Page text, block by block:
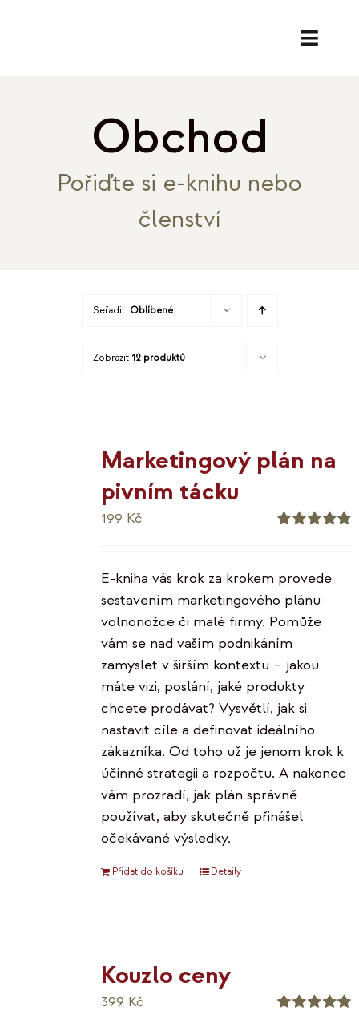
Obchod
Pořiďte si e-knihu nebo
členství
Seřadit: Oblíbené
Zobrazit 12 produktů
Marketingový plán na
pivním tácku
199 Kč
E-kniha vás krok za krokem provede
sestavením marketingového plánu
volnonožce či malé firmy. Pomůže
vám se nad vaším podnikáním
zamyslet v širším kontextu – jakou
máte vizi, poslání, jaké produkty
chcete prodávat? Vysvětlí, jak si
nastavit cíle a definovat ideálního
zákazníka. Od toho už je jenom krok k
účinné strategii a rozpočtu. A nakonec
vám prozradí, jak plán správně
používat, aby skutečně přinášel
očekávané výsledky.
Přidat do košíku Detaily
Kouzlo ceny
399 Kč